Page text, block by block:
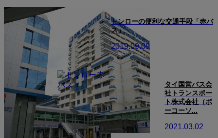
トンローの便利な交通手段「赤バ
ス」
2019.09.09
タイ国営バス会
社トランスポー
ト株式会社（ボ
ーコーソ...
2021.03.02